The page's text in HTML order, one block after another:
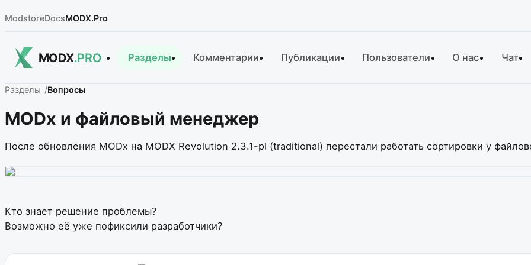
ModstoreDocsMODX.Pro
MODX.PRO Разделы Комментарии Публикации Пользователи О нас Чат
Разделы Вопросы
MODx и файловый менеджер
После обновления MODx на MODX Revolution 2.3.1-pl (traditional) перестали работать сортировки у
Кто знает решение проблемы?
Возможно её уже пофиксили разработчики?